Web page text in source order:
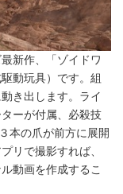
新作、「ゾイドワ
動玩具）です。組
き出します。ライ
ーが付属、必殺技
本の爪が前方に展開
リで撮影すれば、
動画を作成するこ